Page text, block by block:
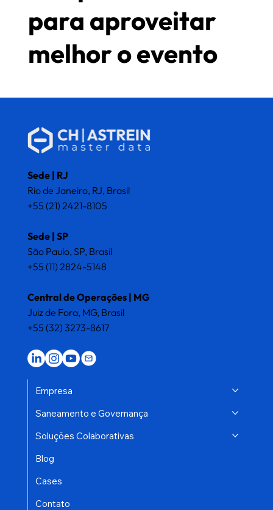
para aproveitar
melhor o evento
Sede | RJ
Rio de Janeiro, RJ, Brasil
+55 (21) 2421-8105
Sede | SP
São Paulo, SP, Brasil
+55 (11) 2824-5148
Central de Operações | MG
Juiz de Fora, MG, Brasil
+55 (32) 3273-8617
Empresa
Saneamento e Governança
Soluções Colaborativas
Blog
Cases
Contato